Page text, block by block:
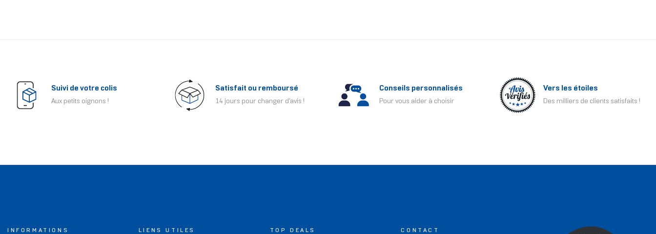
Suivi de votre colis
Aux petits oignons !
Satisfait ou remboursé
14 jours pour changer d'avis !
Conseils personnalisés
Pour vous aider à choisir
Vers les étoiles
Des milliers de clients satisfaits !
INFORMATIONS LIENS UTILES TOP DEALS CONTACT